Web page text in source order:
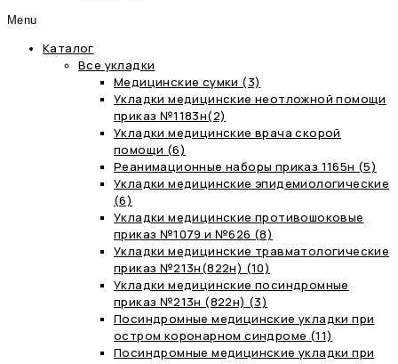
Menu
Каталог
Все укладки
Медицинские сумки (3)
Укладки медицинские неотложной помощи
приказ №1183н(2)
Укладки медицинские врача скорой
помощи (6)
Реанимационные наборы приказ 1165н (5)
Укладки медицинские эпидемиологические
(6)
Укладки медицинские противошоковые
приказ №1079 и №626 (8)
Укладки медицинские травматологические
приказ №213н(822н) (10)
Укладки медицинские посиндромные
приказ №213н (822н) (3)
Посиндромные медицинские укладки при
остром коронарном синдроме (11)
Посиндромные медицинские укладки при